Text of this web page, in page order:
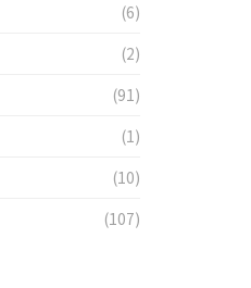
(6)
(2)
(91)
(1)
(10)
(107)